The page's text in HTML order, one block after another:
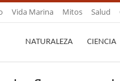
Vida Marina Mitos Salud
NATURALEZA CIENCIA